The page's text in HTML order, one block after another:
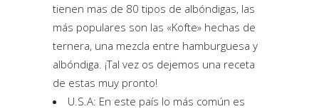
tienen mas de 80 tipos de albóndigas, las
más populares son las «Kofte» hechas de
ternera, una mezcla entre hamburguesa y
albóndiga. ¡Tal vez os dejemos una receta
de estas muy pronto!
U.S.A: En este país lo más común es